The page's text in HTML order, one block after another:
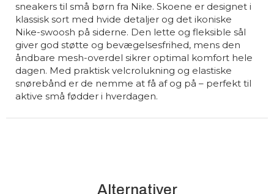
sneakers til små børn fra Nike. Skoene er designet i
klassisk sort med hvide detaljer og det ikoniske
Nike-swoosh på siderne. Den lette og fleksible sål
giver god støtte og bevægelsesfrihed, mens den
åndbare mesh-overdel sikrer optimal komfort hele
dagen. Med praktisk velcrolukning og elastiske
snørebånd er de nemme at få af og på – perfekt til
aktive små fødder i hverdagen.
Alternativer